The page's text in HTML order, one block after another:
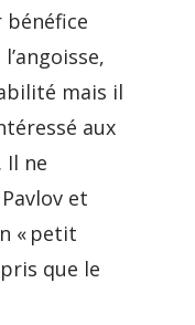
mais il
aux
Il ne
et
« petit
que le